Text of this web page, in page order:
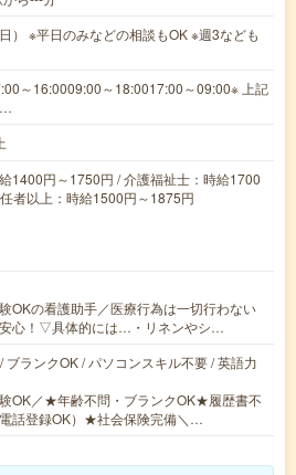
） ※平日のみなどの相談もOK ※週3なども
～16:0009:00～18:0017:00～09:00※ 上記
…
1400円～1750円 / 介護福祉士：時給1700
者以上：時給1500円～1875円
OKの看護助手／医療行為は一切行わない
心！▽具体的には…・リネンやシ…
/ ブランクOK / パソコンスキル不要 / 英語力
OK／★年齢不問・ブランクOK★履歴書不
話登録OK）★社会保険完備＼…